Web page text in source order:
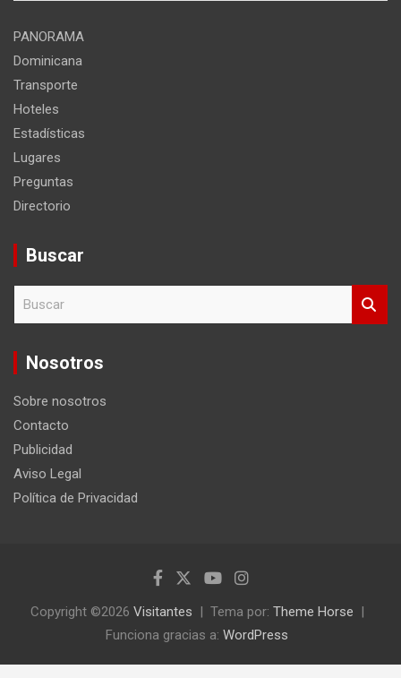
PANORAMA
Dominicana
Transporte
Hoteles
Estadísticas
Lugares
Preguntas
Directorio
Buscar
c
Nosotros
Sobre nosotros
Contacto
Publicidad
Aviso Legal
Política de Privacidad
Copyright ©2026 Visitantes Tema por: Theme Horse
Funciona gracias a: WordPress